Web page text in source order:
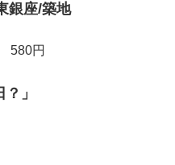
銀座/築地
580円
」